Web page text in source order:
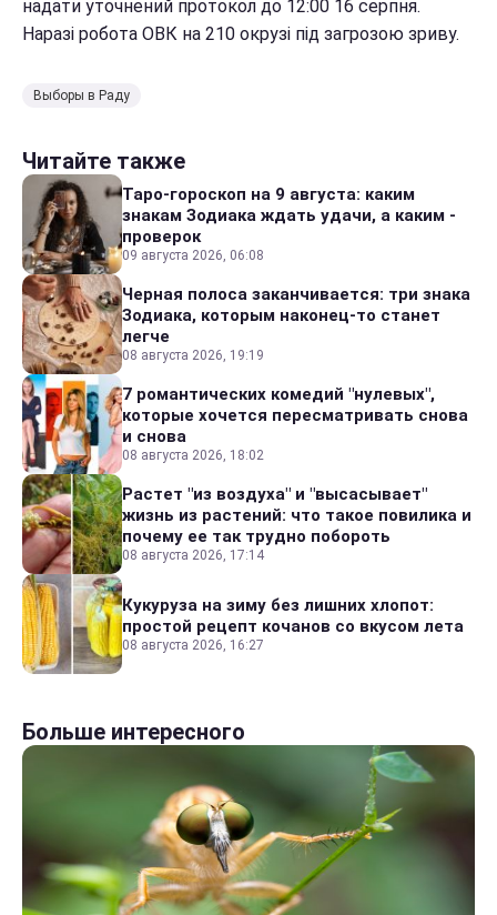
надати уточнений протокол до 12:00 16 серпня.
Наразі робота ОВК на 210 окрузі під загрозою зриву.
Выборы в Раду
Читайте также
Таро-гороскоп на 9 августа: каким
знакам Зодиака ждать удачи, а каким -
проверок
09 августа 2026, 06:08
Черная полоса заканчивается: три знака
Зодиака, которым наконец-то станет
легче
08 августа 2026, 19:19
7 романтических комедий "нулевых",
которые хочется пересматривать снова
и снова
08 августа 2026, 18:02
Растет "из воздуха" и "высасывает"
жизнь из растений: что такое повилика и
почему ее так трудно побороть
08 августа 2026, 17:14
Кукуруза на зиму без лишних хлопот:
простой рецепт кочанов со вкусом лета
08 августа 2026, 16:27
Больше интересного